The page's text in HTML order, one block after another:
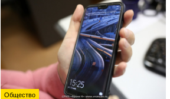
Общество